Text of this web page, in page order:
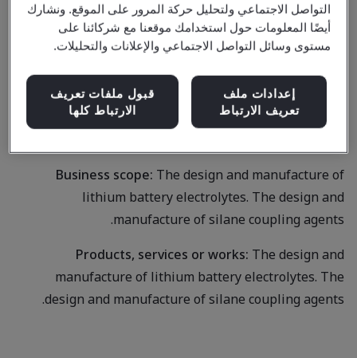
Zhangjiagang Guotai
Huarong New Chemical
Materials Co., Ltd.
Business scope:The design and manufacture of
lithium battery electrolytes. The design and
manufacture of silane coupling agents.
Products, services or works:The design and
manufacture of lithium battery electrolytes. The
design and manufacture of silane coupling agents.
التواصل الاجتماعي ولتحليل حركة المرور على الموقع. ونشارك
أيضًا المعلومات حول استخدامك موقعنا مع شركائنا على
مستوى وسائل التواصل الاجتماعي والإعلانات والتحليلات.
إعدادات ملف
تعريف الارتباط
قبول ملفات تعريف
الارتباط كلها